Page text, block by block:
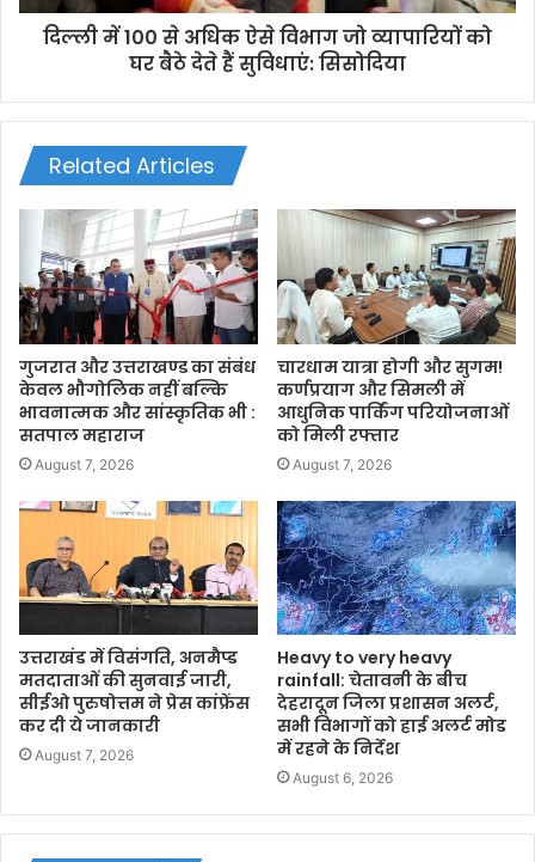
दिल्ली में 100 से अधिक ऐसे विभाग जो व्यापारियों को
घर बैठे देते हैं सुविधाएं: सिसोदिया
Related Articles
गुजरात और उत्तराखण्ड का संबंध
केवल भौगोलिक नहीं बल्कि
भावनात्मक और सांस्कृतिक भी :
सतपाल महाराज
August 7, 2026
चारधाम यात्रा होगी और सुगम!
कर्णप्रयाग और सिमली में
आधुनिक पार्किंग परियोजनाओं
को मिली रफ्तार
August 7, 2026
उत्तराखंड में विसंगति, अनमैप्ड
मतदाताओं की सुनवाई जारी,
सीईओ पुरुषोत्तम ने प्रेस कांफ्रेंस
कर दी ये जानकारी
August 7, 2026
Heavy to very heavy
rainfall: चेतावनी के बीच
देहरादून जिला प्रशासन अलर्ट,
सभी विभागों को हाई अलर्ट मोड
में रहने के निर्देश
August 6, 2026